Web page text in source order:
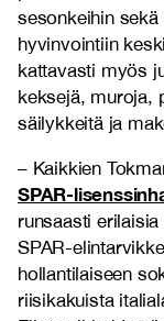
sesonkeihin sekä
hyvinvointiin
kattavasti myös
keksejä, muroja,
säilykkeitä ja
– Kaikkien
SPAR-
runsaasti
SPAR-
hollantilaiseen
riisikakuista